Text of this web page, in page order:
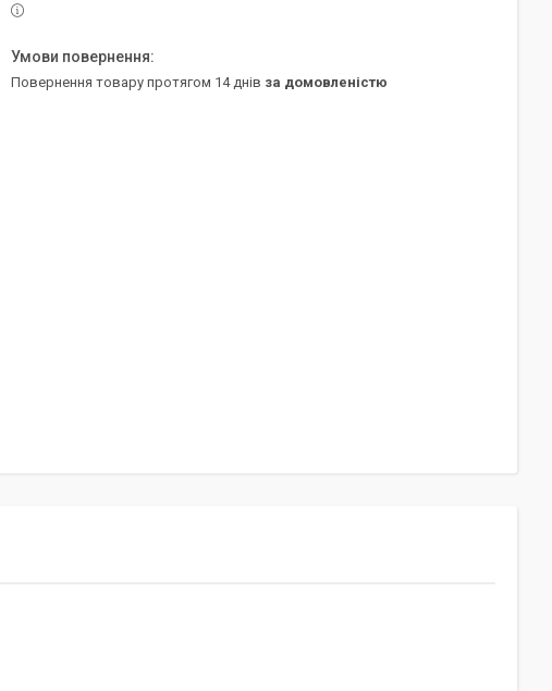
повернення товару протягом 14 днів за домовленістю